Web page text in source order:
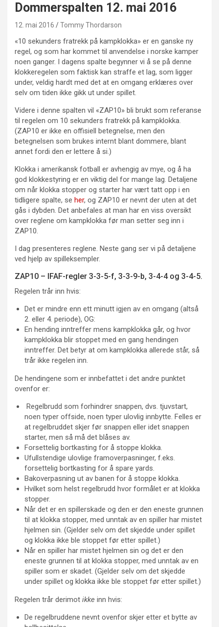
Dommerspalten 12. mai 2016
12. mai 2016 Tommy Thordarson
«10 sekunders fratrekk på kampklokka» er en ganske ny
regel, og som har kommet til anvendelse i norske kamper
noen ganger. I dagens spalte begynner vi å se på denne
klokkeregelen som faktisk kan straffe et lag, som ligger
under, veldig hardt med det at en omgang erklæres over
selv om tiden ikke gikk ut under spillet.
Videre i denne spalten vil «ZAP10» bli brukt som referanse
til regelen om 10 sekunders fratrekk på kampklokka.
(ZAP10 er ikke en offisiell betegnelse, men den
betegnelsen som brukes internt blant dommere, blant
annet fordi den er lettere å si.)
Klokka i amerikansk fotball er avhengig av mye, og å ha
god klokkestyring er en viktig del for mange lag. Detaljene
om når klokka stopper og starter har vært tatt opp i en
tidligere spalte, se her, og ZAP10 er nevnt der uten at det
gås i dybden. Det anbefales at man har en viss oversikt
over reglene om kampklokka før man setter seg inn i
ZAP10.
I dag presenteres reglene. Neste gang ser vi på detaljene
ved hjelp av spilleksempler.
ZAP10 – IFAF-regler 3-3-5-f, 3-3-9-b, 3-4-4 og 3-4-5.
Regelen trår inn hvis:
Det er mindre enn ett minutt igjen av en omgang (altså
2. eller 4. periode), OG:
En hending inntreffer mens kampklokka går, og hvor
kampklokka blir stoppet med en gang hendingen
inntreffer. Det betyr at om kampklokka allerede står, så
trår ikke regelen inn.
De hendingene som er innbefattet i det andre punktet
ovenfor er:
Regelbrudd som forhindrer snappen, dvs. tjuvstart,
noen typer offside, noen typer ulovlig innbytte. Felles er
at regelbruddet skjer før snappen eller idet snappen
starter, men så må det blåses av.
Forsettelig bortkasting for å stoppe klokka.
Ufullstendige ulovlige framoverpasninger, f.eks.
forsettelig bortkasting for å spare yards.
Bakoverpasning ut av banen for å stoppe klokka.
Hvilket som helst regelbrudd hvor formålet er at klokka
stopper.
Når det er en spillerskade og den er den eneste grunnen
til at klokka stopper, med unntak av en spiller har mistet
hjelmen sin. (Gjelder selv om det skjedde under spillet
og klokka ikke ble stoppet før etter spillet.)
Når en spiller har mistet hjelmen sin og det er den
eneste grunnen til at klokka stopper, med unntak av en
spiller som er skadet. (Gjelder selv om det skjedde
under spillet og klokka ikke ble stoppet før etter spillet.)
Regelen trår derimot ikke inn hvis:
De regelbruddene nevnt ovenfor skjer etter et bytte av